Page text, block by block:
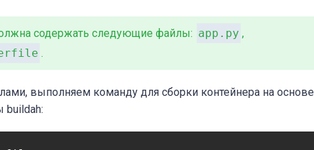
содержать следующие файлы: app.py ,
.
выполняем команду для сборки контейнера на основе
buildah: